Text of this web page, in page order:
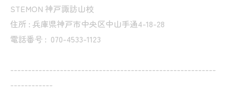
STEMON 神戸諏訪山校
住所 : 兵庫県神戸市中央区中山手通4-18-28
電話番号 : 070-4533-1123
----------------------------------------------------------
------------